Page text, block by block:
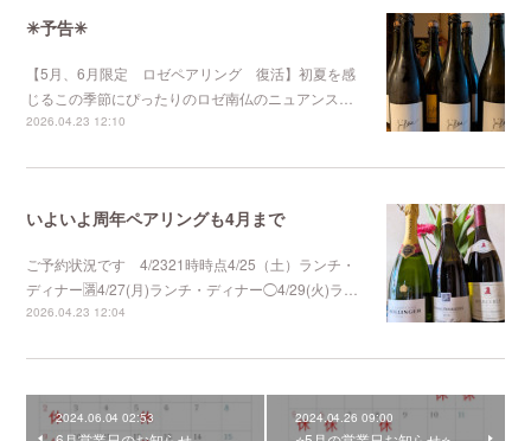
✳︎予告✳︎
【5月、6月限定 ロゼペアリング 復活】初夏を感
じるこの季節にぴったりのロゼ南仏のニュアンス…
2026.04.23 12:10
いよいよ周年ペアリングも4月まで
ご予約状況です 4/2321時時点4/25（土）ランチ・
ディナー🈵4/27(月)ランチ・ディナー◯4/29(火)ラ…
2026.04.23 12:04
2024.06.04 02:53 2024.04.26 09:00